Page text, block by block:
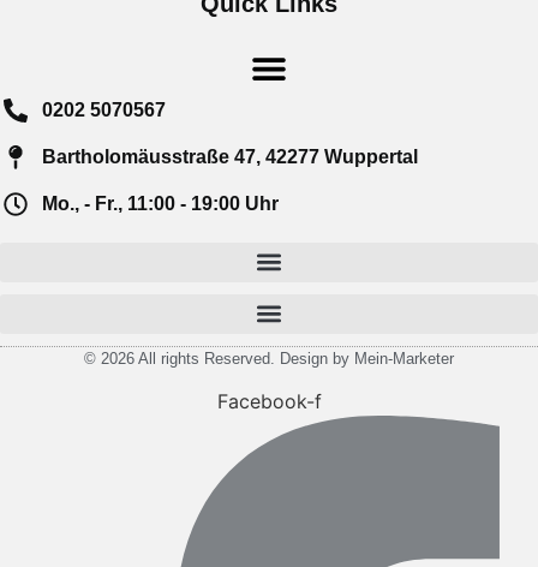
0202 5070567
Bartholomäusstraße 47, 42277 Wuppertal
Mo., - Fr., 11:00 - 19:00 Uhr
© 2026 All rights Reserved. Design by Mein-Marketer
Facebook-f